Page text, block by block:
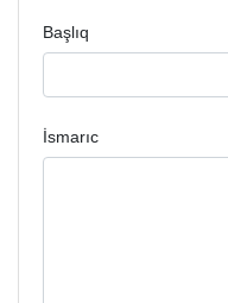
Başlıq
İsmarıc